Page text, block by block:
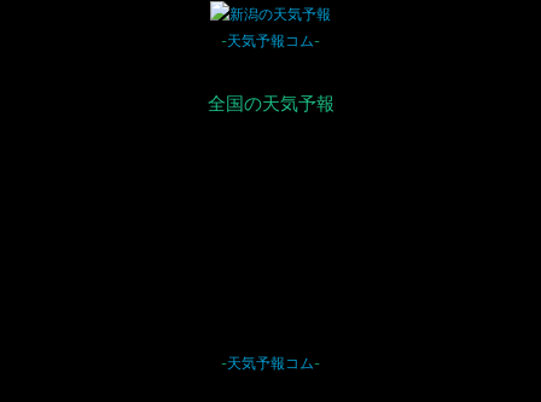
-天気予報コム-
全国の天気予報
-天気予報コム-